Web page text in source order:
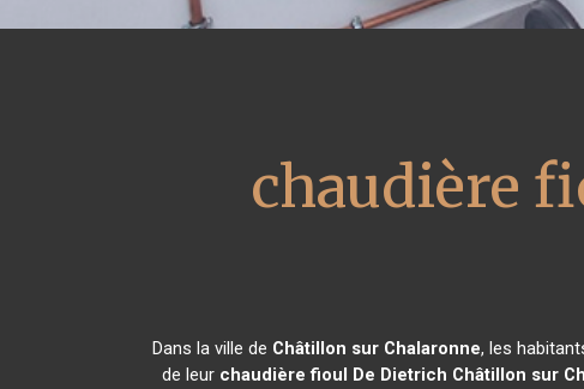
chaudière
Dans la ville de Châtillon sur Chalaronne, les
de leur chaudière fioul De Dietrich Châtillon sur